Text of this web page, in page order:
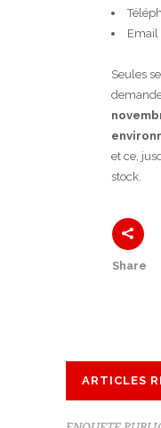
Email
Seules
et ce,
stock.
Share
ARTICLES